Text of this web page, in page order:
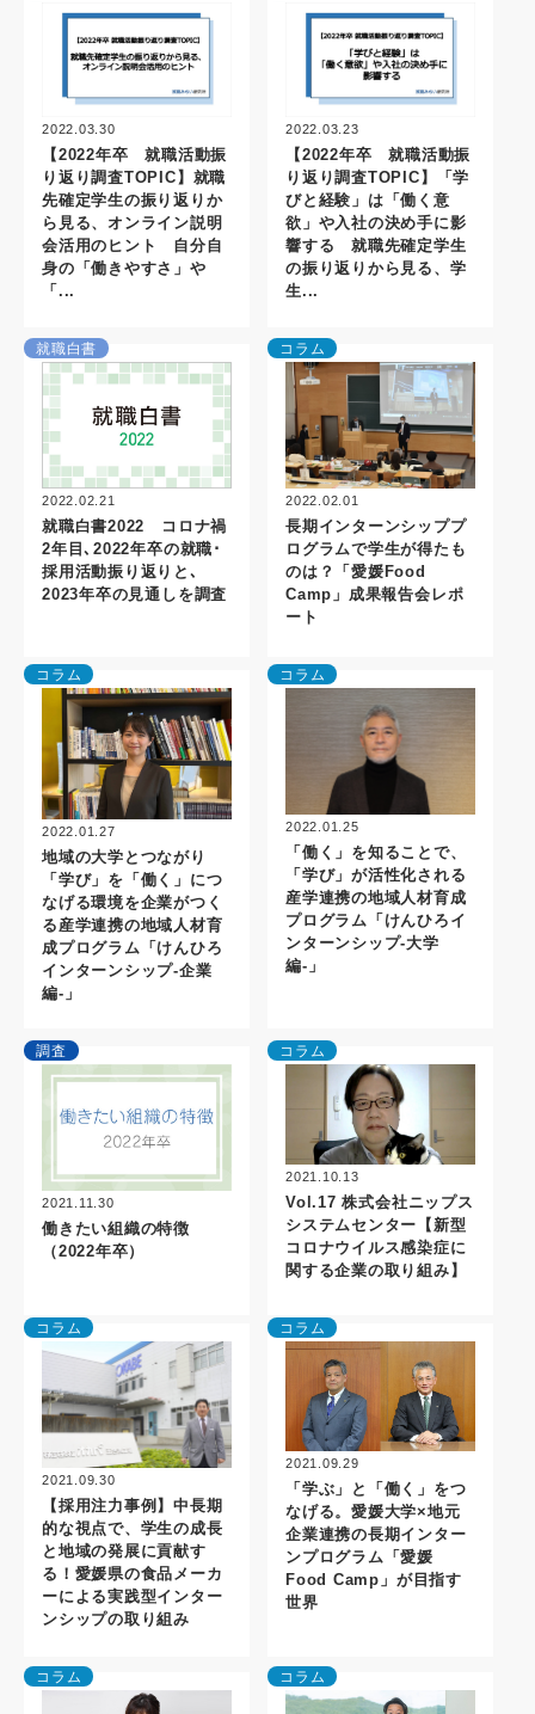
2022.03.30
【2022年卒 就職活動振
り返り調査TOPIC】就職
先確定学生の振り返りか
ら見る、オンライン説明
会活用のヒント 自分自
身の「働きやすさ」や
「...
2022.03.23
【2022年卒 就職活動振
り返り調査TOPIC】「学
びと経験」は「働く意
欲」や入社の決め手に影
響する 就職先確定学生
の振り返りから見る、学
生...
就職白書
2022.02.21
就職白書2022 コロナ禍
2年目､2022年卒の就職･
採用活動振り返りと､
2023年卒の見通しを調査
コラム
2022.02.01
長期インターンシッププ
ログラムで学生が得たも
のは？「愛媛Food
Camp」成果報告会レポ
ート
コラム
2022.01.27
地域の大学とつながり
「学び」を「働く」につ
なげる環境を企業がつく
る産学連携の地域人材育
成プログラム「けんひろ
インターンシップ-企業
編-」
コラム
2022.01.25
「働く」を知ることで、
「学び」が活性化される
産学連携の地域人材育成
プログラム「けんひろイ
ンターンシップ-大学
編-」
調査
2021.11.30
働きたい組織の特徴
（2022年卒）
コラム
2021.10.13
Vol.17 株式会社ニップス
システムセンター【新型
コロナウイルス感染症に
関する企業の取り組み】
コラム
2021.09.30
【採用注力事例】中長期
的な視点で、学生の成長
と地域の発展に貢献す
る！愛媛県の食品メーカ
ーによる実践型インター
ンシップの取り組み
コラム
2021.09.29
「学ぶ」と「働く」をつ
なげる。愛媛大学×地元
企業連携の長期インター
ンプログラム「愛媛
Food Camp」が目指す
世界
コラム コラム